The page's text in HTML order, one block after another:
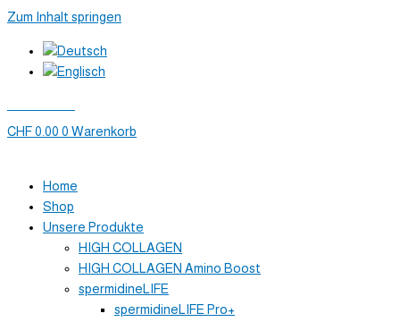
Zum Inhalt springen
CHF0.00 0 Warenkorb
Home
Shop
Unsere Produkte
HIGH COLLAGEN
HIGH COLLAGEN Amino Boost
spermidineLIFE
spermidineLIFE Pro+